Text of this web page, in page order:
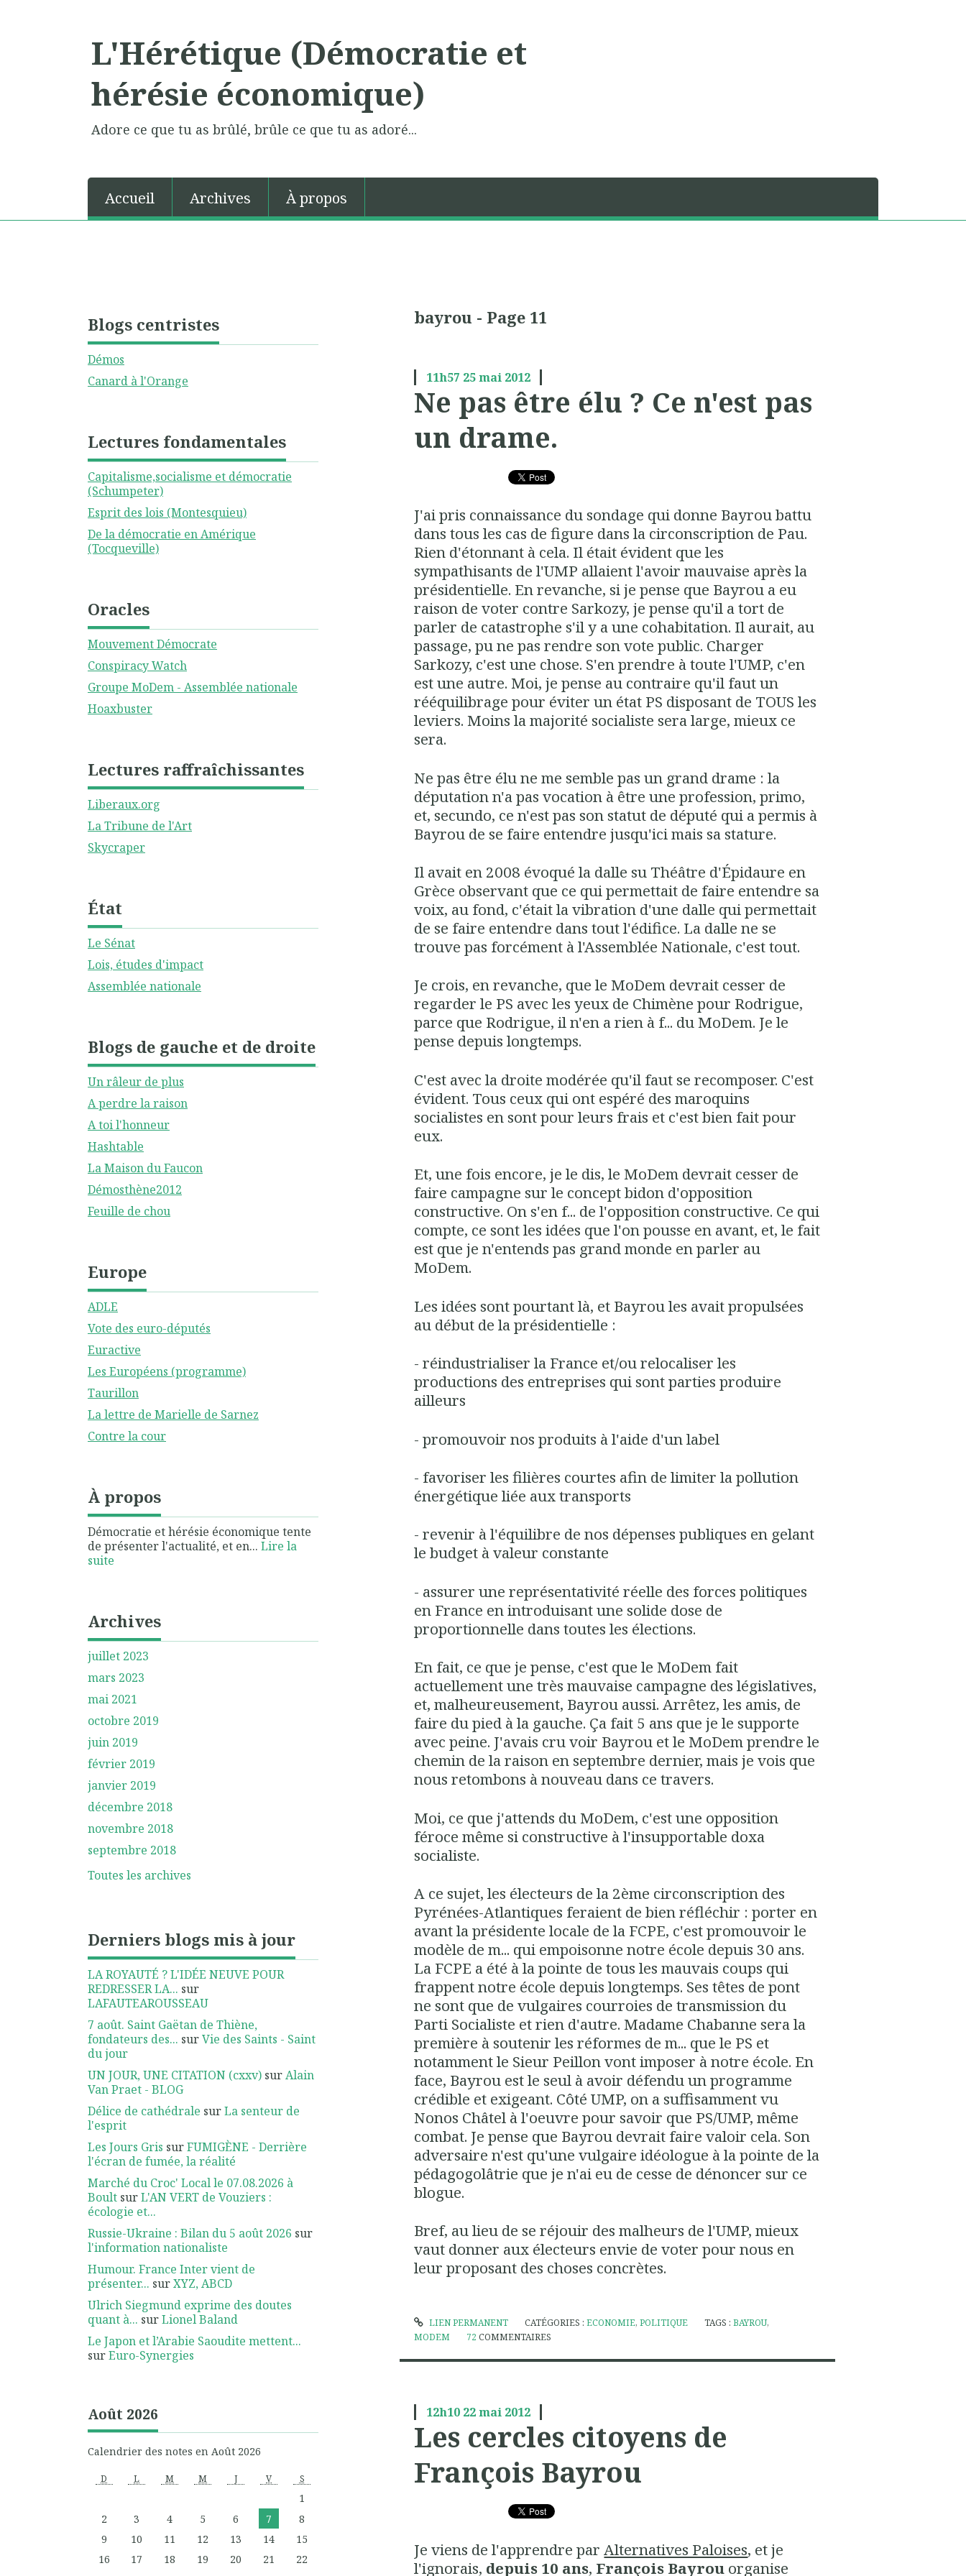
L'Hérétique (Démocratie et
hérésie économique)
Adore ce que tu as brûlé, brûle ce que tu as adoré...
Accueil Archives À propos
Blogs centristes
Démos
Canard à l'Orange
Lectures fondamentales
Capitalisme,socialisme et démocratie
(Schumpeter)
Esprit des lois (Montesquieu)
De la démocratie en Amérique
(Tocqueville)
Oracles
Mouvement Démocrate
Conspiracy Watch
Groupe MoDem - Assemblée nationale
Hoaxbuster
Lectures raffraîchissantes
Liberaux.org
La Tribune de l'Art
Skycraper
État
Le Sénat
Lois, études d'impact
Assemblée nationale
Blogs de gauche et de droite
Un râleur de plus
A perdre la raison
A toi l'honneur
Hashtable
La Maison du Faucon
Démosthène2012
Feuille de chou
Europe
ADLE
Vote des euro-députés
Euractive
Les Européens (programme)
Taurillon
La lettre de Marielle de Sarnez
Contre la cour
À propos
Démocratie et hérésie économique tente
de présenter l'actualité, et en... Lire la
suite
Archives
juillet 2023
mars 2023
mai 2021
octobre 2019
juin 2019
février 2019
janvier 2019
décembre 2018
novembre 2018
septembre 2018
Toutes les archives
Derniers blogs mis à jour
LA ROYAUTÉ ? L'IDÉE NEUVE POUR
REDRESSER LA... sur
LAFAUTEAROUSSEAU
7 août. Saint Gaëtan de Thiène,
fondateurs des... surVie des Saints - Saint
du jour
UN JOUR, UNE CITATION (cxxv) surAlain
Van Praet - BLOG
Délice de cathédrale surLa senteur de
l'esprit
Les Jours Gris surFUMIGÈNE - Derrière
l'écran de fumée, la réalité
Marché du Croc' Local le 07.08.2026 à
Boult surL'AN VERT de Vouziers :
écologie et...
Russie-Ukraine : Bilan du 5 août 2026 sur
l'information nationaliste
Humour. France Inter vient de
présenter... surXYZ, ABCD
Ulrich Siegmund exprime des doutes
quant à... surLionel Baland
Le Japon et l’Arabie Saoudite mettent...
surEuro-Synergies
Août 2026
Calendrier des notes en Août 2026
D L M M J V S
1
2
3 4 5 6 7
8
9
10 11 12 13 14
15
16
17 18 19 20 21
22
bayrou - Page 11
11h57 25mai 2012
Ne pas être élu ? Ce n'est pas
un drame.
J'ai pris connaissance du sondage qui donne Bayrou battu
dans tous les cas de figure dans la circonscription de Pau.
Rien d'étonnant à cela. Il était évident que les
sympathisants de l'UMP allaient l'avoir mauvaise après la
présidentielle. En revanche, si je pense que Bayrou a eu
raison de voter contre Sarkozy, je pense qu'il a tort de
parler de catastrophe s'il y a une cohabitation. Il aurait, au
passage, pu ne pas rendre son vote public. Charger
Sarkozy, c'est une chose. S'en prendre à toute l'UMP, c'en
est une autre. Moi, je pense au contraire qu'il faut un
rééquilibrage pour éviter un état PS disposant de TOUS les
leviers. Moins la majorité socialiste sera large, mieux ce
sera.
Ne pas être élu ne me semble pas un grand drame : la
députation n'a pas vocation à être une profession, primo,
et, secundo, ce n'est pas son statut de député qui a permis à
Bayrou de se faire entendre jusqu'ici mais sa stature.
Il avait en 2008 évoqué la dalle su Théâtre d'Épidaure en
Grèce observant que ce qui permettait de faire entendre sa
voix, au fond, c'était la vibration d'une dalle qui permettait
de se faire entendre dans tout l'édifice. La dalle ne se
trouve pas forcément à l'Assemblée Nationale, c'est tout.
Je crois, en revanche, que le MoDem devrait cesser de
regarder le PS avec les yeux de Chimène pour Rodrigue,
parce que Rodrigue, il n'en a rien à f... du MoDem. Je le
pense depuis longtemps.
C'est avec la droite modérée qu'il faut se recomposer. C'est
évident. Tous ceux qui ont espéré des maroquins
socialistes en sont pour leurs frais et c'est bien fait pour
eux.
Et, une fois encore, je le dis, le MoDem devrait cesser de
faire campagne sur le concept bidon d'opposition
constructive. On s'en f... de l'opposition constructive. Ce qui
compte, ce sont les idées que l'on pousse en avant, et, le fait
est que je n'entends pas grand monde en parler au
MoDem.
Les idées sont pourtant là, et Bayrou les avait propulsées
au début de la présidentielle :
- réindustrialiser la France et/ou relocaliser les
productions des entreprises qui sont parties produire
ailleurs
- promouvoir nos produits à l'aide d'un label
- favoriser les filières courtes afin de limiter la pollution
énergétique liée aux transports
- revenir à l'équilibre de nos dépenses publiques en gelant
le budget à valeur constante
- assurer une représentativité réelle des forces politiques
en France en introduisant une solide dose de
proportionnelle dans toutes les élections.
En fait, ce que je pense, c'est que le MoDem fait
actuellement une très mauvaise campagne des législatives,
et, malheureusement, Bayrou aussi. Arrêtez, les amis, de
faire du pied à la gauche. Ça fait 5 ans que je le supporte
avec peine. J'avais cru voir Bayrou et le MoDem prendre le
chemin de la raison en septembre dernier, mais je vois que
nous retombons à nouveau dans ce travers.
Moi, ce que j'attends du MoDem, c'est une opposition
féroce même si constructive à l'insupportable doxa
socialiste.
A ce sujet, les électeurs de la 2ème circonscription des
Pyrénées-Atlantiques feraient de bien réfléchir : porter en
avant la présidente locale de la FCPE, c'est promouvoir le
modèle de m... qui empoisonne notre école depuis 30 ans.
La FCPE a été à la pointe de tous les mauvais coups qui
frappent notre école depuis longtemps. Ses têtes de pont
ne sont que de vulgaires courroies de transmission du
Parti Socialiste et rien d'autre. Madame Chabanne sera la
première à soutenir les réformes de m... que le PS et
notamment le Sieur Peillon vont imposer à notre école. En
face, Bayrou est le seul à avoir défendu un programme
crédible et exigeant. Côté UMP, on a suffisamment vu
Nonos Châtel à l'oeuvre pour savoir que PS/UMP, même
combat. Je pense que Bayrou devrait faire valoir cela. Son
adversaire n'est qu'une vulgaire idéologue à la pointe de la
pédagogolâtrie que je n'ai eu de cesse de dénoncer sur ce
blogue.
Bref, au lieu de se réjouir des malheurs de l'UMP, mieux
vaut donner aux électeurs envie de voter pour nous en
leur proposant des choses concrètes.
LIEN PERMANENT CATÉGORIES : ECONOMIE, POLITIQUE TAGS : BAYROU,
MODEM
72 COMMENTAIRES
12h10 22mai 2012
Les cercles citoyens de
François Bayrou
Je viens de l'apprendre parAlternatives Paloises, et je
l'ignorais, depuis 10 ans, François Bayrou organise